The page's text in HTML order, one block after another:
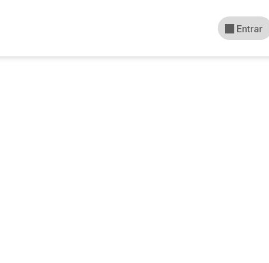
Entrar